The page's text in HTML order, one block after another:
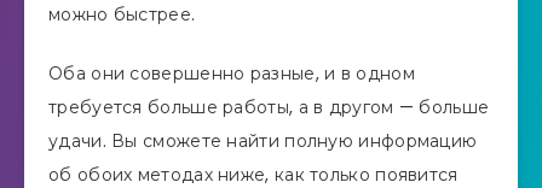
можно быстрее.
Оба они совершенно разные, и в одном
требуется больше работы, а в другом — больше
удачи. Вы сможете найти полную информацию
об обоих методах ниже, как только появится